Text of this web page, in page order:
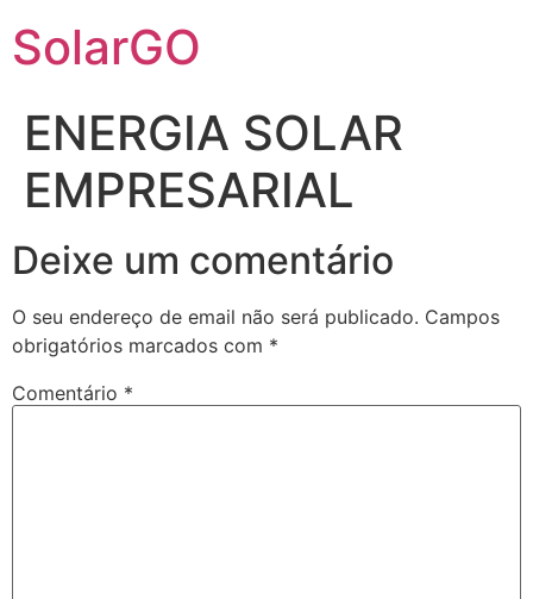
SolarGO
ENERGIA SOLAR
EMPRESARIAL
Deixe um comentário
O seu endereço de email não será publicado. Campos
obrigatórios marcados com *
Comentário *